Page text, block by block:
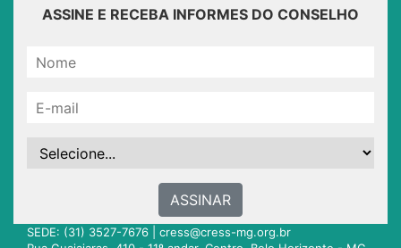
ASSINE E RECEBA INFORMES DO CONSELHO
ASSINAR
SEDE: (31) 3527-7676 | cress@cress-mg.org.br